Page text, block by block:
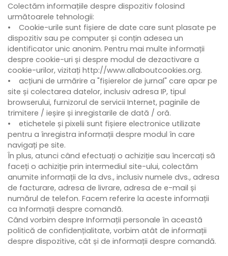
Colectăm informațiile despre dispozitiv folosind
următoarele tehnologii:
• Cookie-urile sunt fișiere de date care sunt plasate pe
dispozitiv sau pe computer și conțin adesea un
identificator unic anonim. Pentru mai multe informații
despre cookie-uri și despre modul de dezactivare a
cookie-urilor, vizitați http://www.allaboutcookies.org.
• acțiuni de urmărire a "fișierelor de jurnal" care apar pe
site și colectarea datelor, inclusiv adresa IP, tipul
browserului, furnizorul de servicii Internet, paginile de
trimitere / ieșire și inregistarile de dată / oră.
• etichetele și pixelii sunt fișiere electronice utilizate
pentru a înregistra informații despre modul în care
navigați pe site.
În plus, atunci când efectuați o achiziție sau încercați să
faceți o achiziție prin intermediul site-ului, colectăm
anumite informații de la dvs., inclusiv numele dvs., adresa
de facturare, adresa de livrare, adresa de e-mail și
numărul de telefon. Facem referire la aceste informații
ca Informații despre comandă.
Când vorbim despre Informații personale în această
politică de confidențialitate, vorbim atât de informații
despre dispozitive, cât și de informații despre comandă.